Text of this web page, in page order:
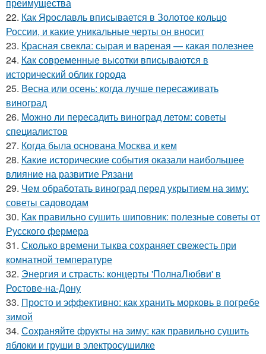
22. Как Ярославль вписывается в Золотое кольцо
России, и какие уникальные черты он вносит
23. Красная свекла: сырая и вареная — какая полезнее
24. Как современные высотки вписываются в
исторический облик города
25. Весна или осень: когда лучше пересаживать
виноград
26. Можно ли пересадить виноград летом: советы
специалистов
27. Когда была основана Москва и кем
28. Какие исторические события оказали наибольшее
влияние на развитие Рязани
29. Чем обработать виноград перед укрытием на зиму:
советы садоводам
30. Как правильно сушить шиповник: полезные советы от
Русского фермера
31. Сколько времени тыква сохраняет свежесть при
комнатной температуре
32. Энергия и страсть: концерты 'ПолнаЛюбви' в
Ростове-на-Дону
33. Просто и эффективно: как хранить морковь в погребе
зимой
34. Сохраняйте фрукты на зиму: как правильно сушить
яблоки и груши в электросушилке